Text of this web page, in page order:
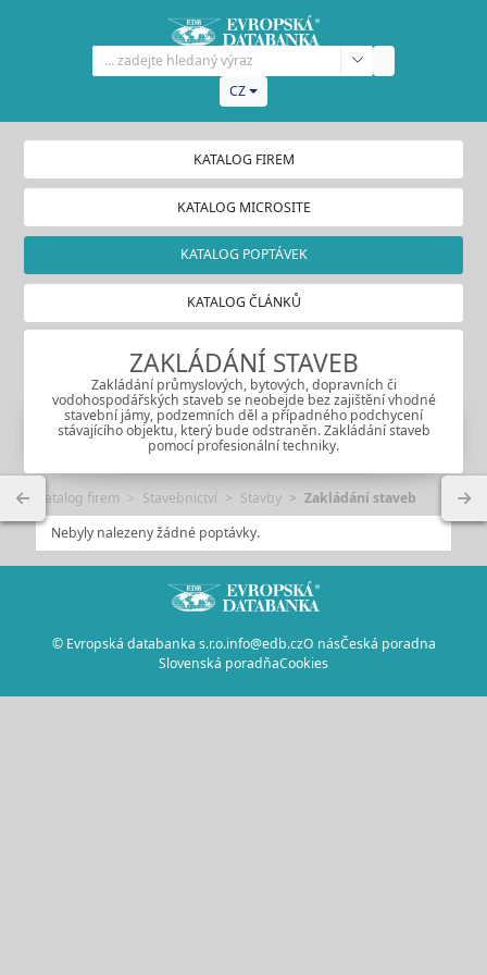
CZ
KATALOG FIREM
KATALOG MICROSITE
KATALOG POPTÁVEK
KATALOG ČLÁNKŮ
ZAKLÁDÁNÍ STAVEB
Zakládání průmyslových, bytových, dopravních či
vodohospodářských staveb se neobejde bez zajištění vhodné
stavební jámy, podzemních děl a případného podchycení
stávajícího objektu, který bude odstraněn. Zakládání staveb
pomocí profesionální techniky.
Katalog firem Stavebnictví Stavby
Zakládání staveb
Nebyly nalezeny žádné poptávky.
© Evropská databanka s.r.o.info@edb.czO násČeská poradna
Slovenská poradňaCookies